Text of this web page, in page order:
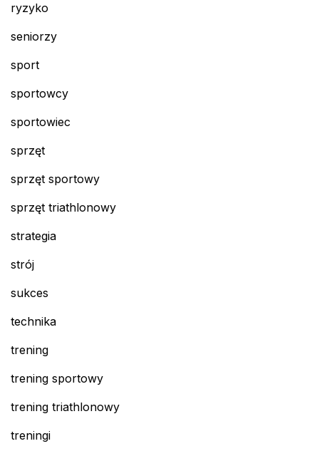
ryzyko
seniorzy
sport
sportowcy
sportowiec
sprzęt
sprzęt sportowy
sprzęt triathlonowy
strategia
strój
sukces
technika
trening
trening sportowy
trening triathlonowy
treningi